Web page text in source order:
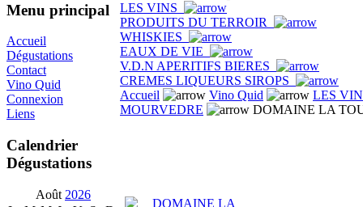
Menu principal
Accueil
Dégustations
Contact
Vino Quid
Connexion
Liens
Calendrier
Dégustations
Août 2026
LES VINS
PRODUITS DU TERROIR
WHISKIES
EAUX DE VIE
V.D.N APERITIFS BIERES
CREMES LIQUEURS SIROPS
Accueil
Vino Quid
LES
MOURVEDRE
DOMAINE LA